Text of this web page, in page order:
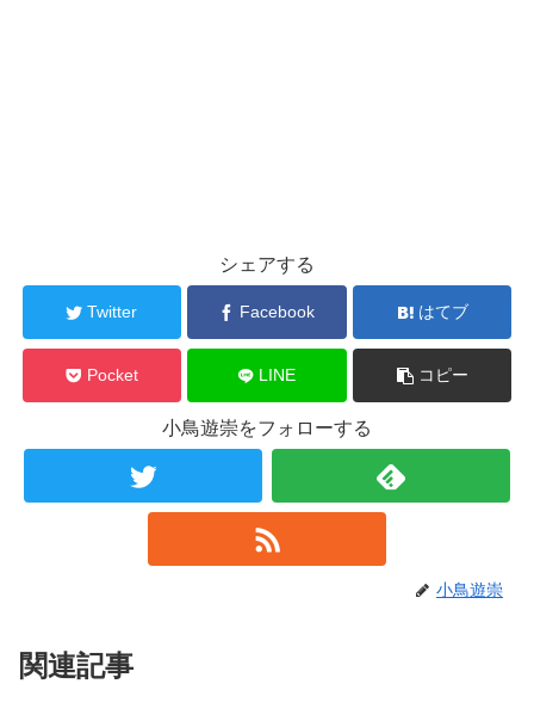
シェアする
Twitter Facebook はてブ
Pocket LINE コピー
小鳥遊崇をフォローする
小鳥遊崇
関連記事